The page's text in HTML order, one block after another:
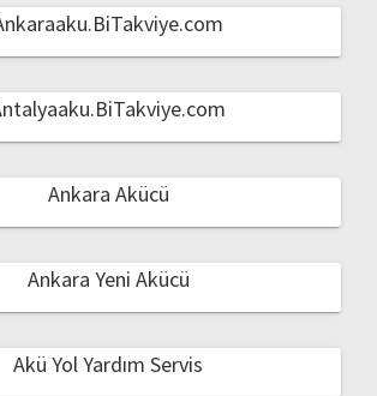
Ankara Akücü
Ankara Yeni Akücü
Akü Yol Yardım Servis